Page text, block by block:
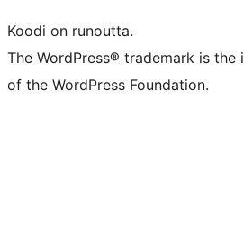
Koodi on runoutta.
The WordPress® trademark is
of the WordPress Foundation.